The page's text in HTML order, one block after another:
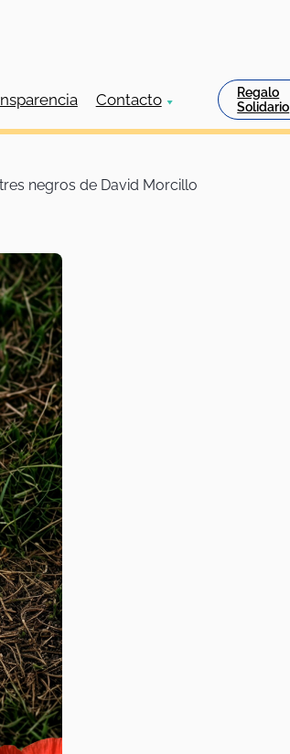
Contacto
Regalo
Solidario
gratis a partir de 50€
negros de David Morcillo